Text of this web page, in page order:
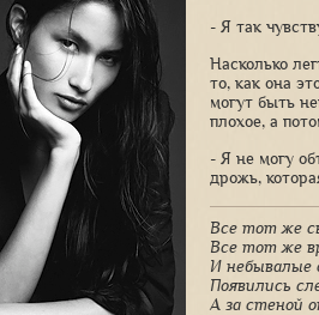
- Я так
Насколько
то, как она
могут быть
плохое, а
- Я не могу
дрожь,
Все тот же
Все тот же
И небывалые
Появились
А за стеной